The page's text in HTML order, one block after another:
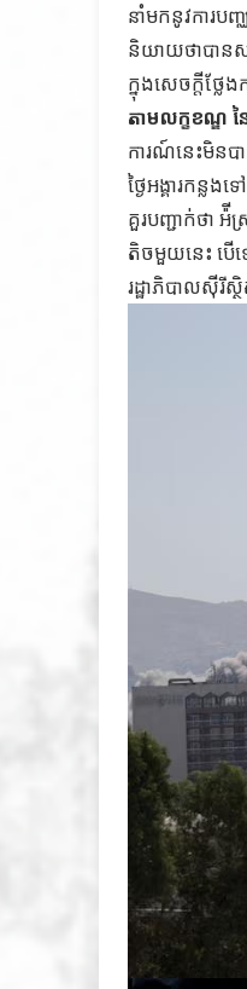
នាំមកនូវការបញ្
និយាយថាបានស
ក្នុងសេចក្ដីថ្ល
តាមលក្ខខណ្ឌ
ការណ៍នេះមិន
ថ្ងៃអង្គារកន្លង
គួរបញ្ជាក់ថា
តិចមួយនេះ បើទ
រដ្ឋាភិបាលស៊ីរី